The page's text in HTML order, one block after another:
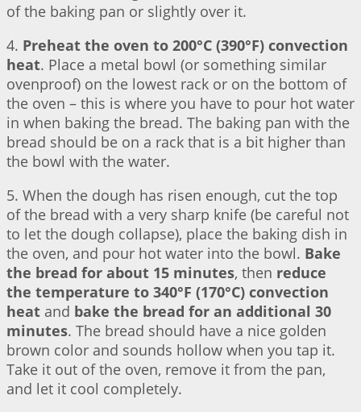
of the baking pan or slightly over it.
4. Preheat the oven to 200°C (390°F) convection
heat. Place a metal bowl (or something similar
ovenproof) on the lowest rack or on the bottom of
the oven – this is where you have to pour hot water
in when baking the bread. The baking pan with the
bread should be on a rack that is a bit higher than
the bowl with the water.
5. When the dough has risen enough, cut the top
of the bread with a very sharp knife (be careful not
to let the dough collapse), place the baking dish in
the oven, and pour hot water into the bowl. Bake
the bread for about 15 minutes, then reduce
the temperature to 340°F (170°C) convection
heat and bake the bread for an additional 30
minutes. The bread should have a nice golden
brown color and sounds hollow when you tap it.
Take it out of the oven, remove it from the pan,
and let it cool completely.